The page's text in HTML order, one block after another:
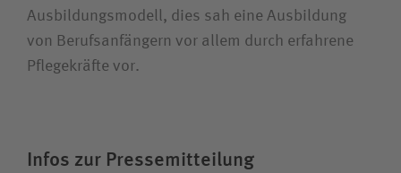
Ausbildungs­modell, dies sah eine Ausbildung
von Berufs­anfängern vor allem durch erfahrene
Pflegekräfte vor.
Infos zur Pressemitteilung